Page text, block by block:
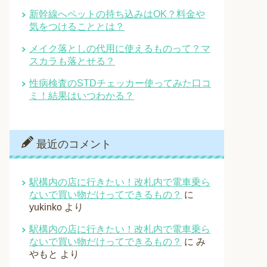
新幹線へペットの持ち込みはOK？料金や
気をつけることとは？
メイク落としの代用に使えるものって？マ
スカラも落とせる？
性病検査のSTDチェッカー使ってみた口コ
ミ！結果はいつわかる？
最近のコメント
駅構内の店に行きたい！改札内で電車乗ら
ないで買い物だけってできるもの？ に
yukinko より
駅構内の店に行きたい！改札内で電車乗ら
ないで買い物だけってできるもの？ に み
やもと より